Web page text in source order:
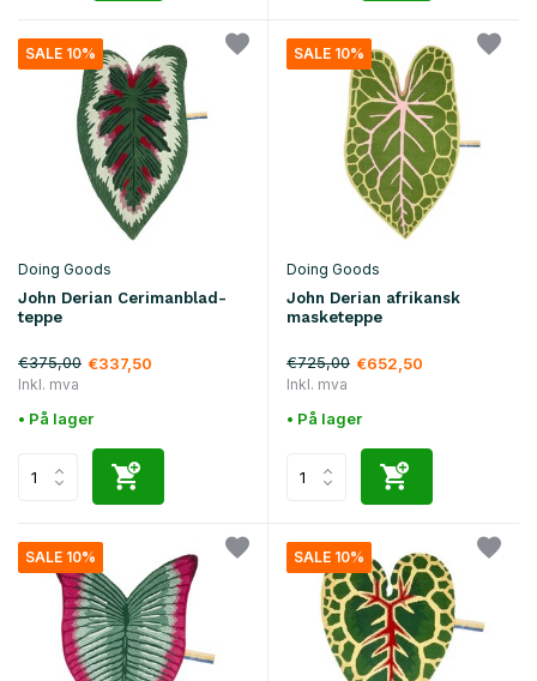
SALE 10%
Doing Goods
John Derian Cerimanblad-
teppe
€375,00 €337,50
Inkl. mva
• På lager
SALE 10%
Doing Goods
John Derian afrikansk
masketeppe
€725,00 €652,50
Inkl. mva
• På lager
SALE 10% SALE 10%